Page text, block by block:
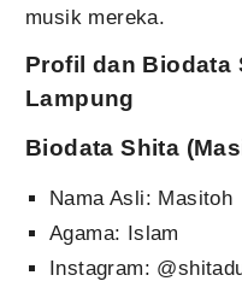
musik mereka.
Profil dan Biodata
Lampung
Biodata Shita
Nama Asli: Masitoh
Agama: Islam
Instagram: